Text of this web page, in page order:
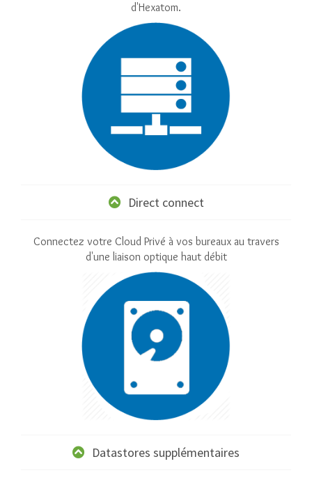
d'Hexatom.
Direct connect
Connectez votre Cloud Privé à vos bureaux au travers
d'une liaison optique haut débit
Datastores supplémentaires